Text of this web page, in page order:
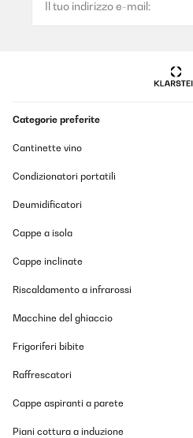
Categorie preferite
Cantinette vino
Condizionatori portatili
Deumidificatori
Cappe a isola
Cappe inclinate
Riscaldamento a infrarossi
Macchine del ghiaccio
Frigoriferi bibite
Raffrescatori
Cappe aspiranti a parete
Piani cottura a induzione